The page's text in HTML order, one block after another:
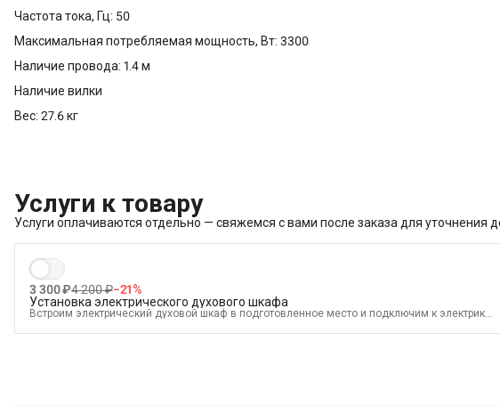
Частота тока, Гц: 50
Максимальная потребляемая мощность, Вт: 3300
Наличие провода: 1.4 м
Наличие вилки
Вес: 27.6 кг
Услуги к товару
Услуги оплачиваются отдельно — свяжемся с вами после заказа для уточнения
3 300 ₽4 200 ₽−21%
Установка электрического духового шкафа
Встроим электрический духовой шкаф в подготовленное место и подключим к электрике.
Распаковка и визуальный осмотр